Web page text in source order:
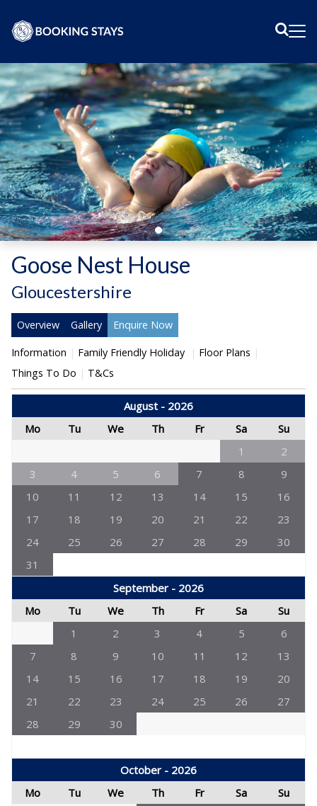
Goose Nest House
Gloucestershire
Overview Gallery Enquire Now
Information Family Friendly Holiday
Floor Plans
Things To Do
T&Cs
August - 2026
Mo
Tu We Th Fr Sa
Su
1
2
3
4 5 6 7 8
9
10
11 12 13 14 15
16
17
18 19 20 21 22
23
24
25 26 27 28 29
30
31
September - 2026
Mo
Tu We Th Fr Sa
Su
1
2 3 4 5
6
7
8 9 10 11 12
13
14
15 16 17 18 19
20
21
22 23 24 25 26
27
28
29 30
October - 2026
Mo
Tu We Th Fr Sa
Su